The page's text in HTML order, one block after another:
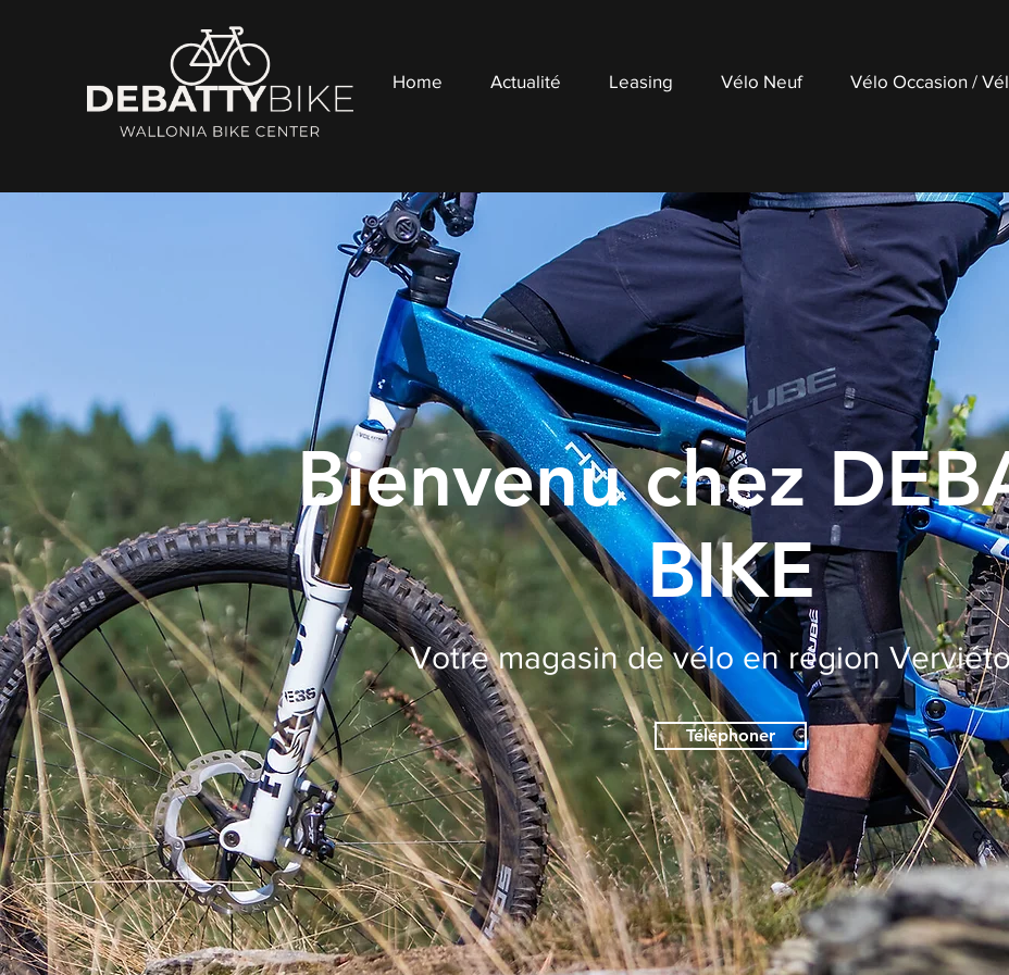
Home Actualité Leasing Vélo Neuf Vélo Occasion /
Bienvenu chez
BIKE
Votre magasin de vélo en région
Téléphoner